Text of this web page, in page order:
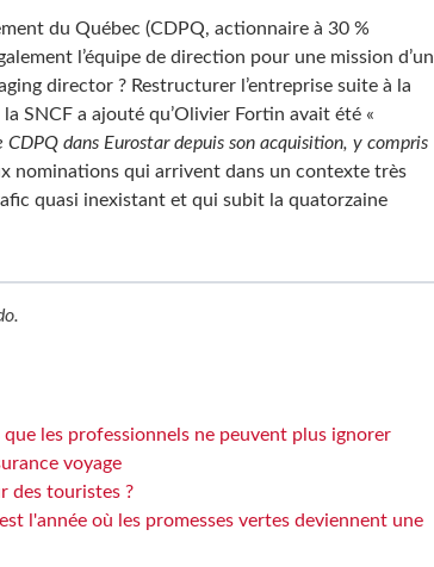
du Québec (CDPQ, actionnaire à 30 %
l’équipe de direction pour une mission d’un
director ? Restructurer l’entreprise suite à la
SNCF a ajouté qu’Olivier Fortin avait été «
dans Eurostar depuis son acquisition, y compris
nominations qui arrivent dans un contexte très
quasi inexistant et qui subit la quatorzaine
.
les professionnels ne peuvent plus ignorer
voyage
des touristes ?
l'année où les promesses vertes deviennent une